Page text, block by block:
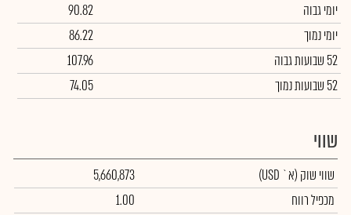
יומי גבוה
90.82
יומי נמוך
86.22
52 שבועות גבוה
107.96
52 שבועות נמוך
74.05
שווי
שווי שוק (א` USD)
5,660,873
מכפיל רווח
1.00